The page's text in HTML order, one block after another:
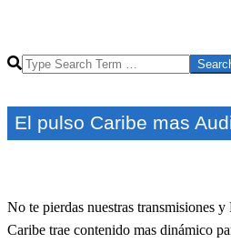
Search
El pulso Caribe mas
No te pierdas nuestras transmisiones
Caribe trae contenido mas dinámico